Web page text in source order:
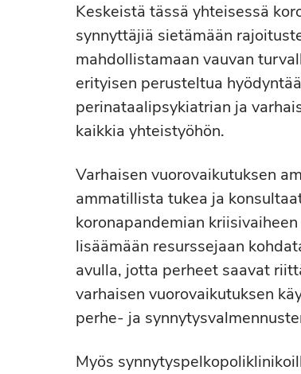
Keskeistä tässä yhteisessä
synnyttäjiä sietämään
mahdollistamaan vauvan
erityisen perusteltua
perinataalipsykiatrian ja
kaikkia yhteistyöhön.
Varhaisen vuorovaikutuksen
ammatillista tukea ja
koronapandemian
lisäämään resurssejaan
avulla, jotta perheet saavat
varhaisen vuorovaikutuksen
perhe- ja
Myös